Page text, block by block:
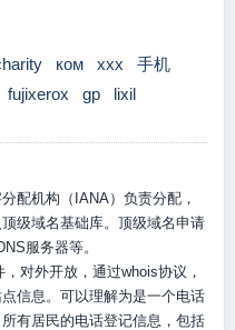
ком xxx
手机
fujixerox gp lixil
配机构（IANA）负责分配，
级域名基础库。顶级域名申请
服务器等。
对外开放，通过whois协议，
信息。可以理解为是一个电话
有居民的电话登记信息，包括